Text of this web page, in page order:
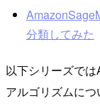
分類してみた
以下シリーズで
アルゴリズムに